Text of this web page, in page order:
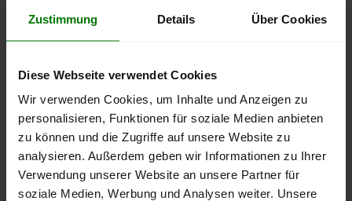
Zustimmung Details Über Cookies
Diese Webseite verwendet Cookies
Wir verwenden Cookies, um Inhalte und Anzeigen zu
personalisieren, Funktionen für soziale Medien anbieten
zu können und die Zugriffe auf unsere Website zu
analysieren. Außerdem geben wir Informationen zu Ihrer
Verwendung unserer Website an unsere Partner für
soziale Medien, Werbung und Analysen weiter. Unsere
lose Ware Sackware
September
Januar
Mai
250 €
300 €
350 €